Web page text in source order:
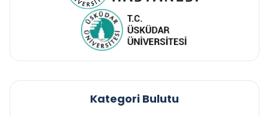
Kategori Bulutu